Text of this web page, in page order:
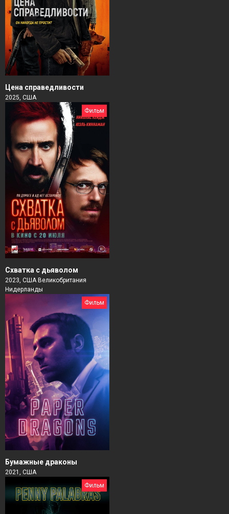
Цена справедливости
2025, США
Фильм
Схватка с дьяволом
2023, США Великобритания
Нидерланды
Фильм
Бумажные драконы
2021, США
Фильм